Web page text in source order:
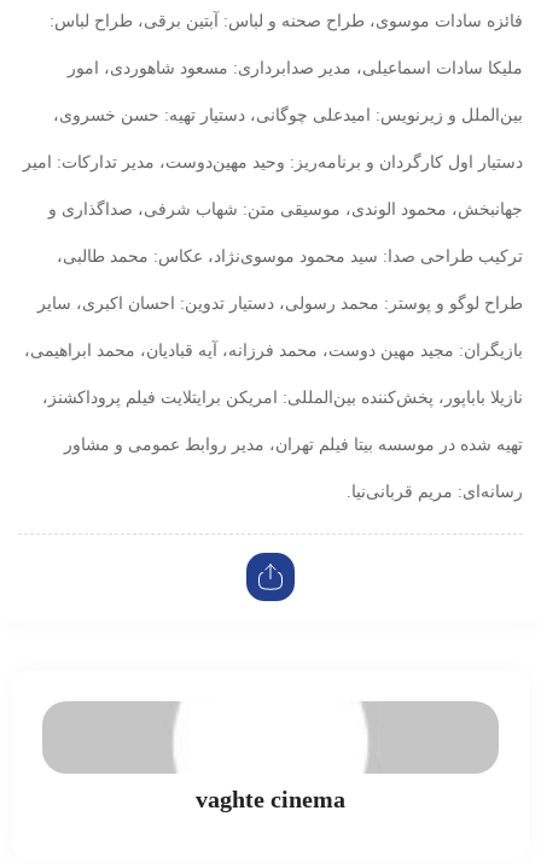
فائزه سادات موسوی، طراح صحنه و لباس: آبتین برقی، طراح لباس:
ملیکا سادات اسماعیلی، مدیر صدابرداری: مسعود شاهوردی، امور
بین‌الملل و زیرنویس: امیدعلی چوگانی، دستیار تهیه: حسن خسروی،
دستیار اول کارگردان و برنامه‌ریز: وحید مهین‌دوست، مدیر تدارکات: امیر
جهانبخش، محمود الوندی، موسیقی متن: شهاب شرفی، صداگذاری و
ترکیب طراحی صدا: سید محمود موسوی‌نژاد، عکاس: محمد طالبی،
طراح لوگو و پوستر: محمد رسولی، دستیار تدوین: احسان اکبری، سایر
بازیگران: مجید مهین دوست، محمد فرزانه، آیه قبادیان، محمد ابراهیمی،
نازیلا باباپور، پخش‌کننده بین‌المللی: امریکن برایتلایت فیلم پروداکشنز،
تهیه شده در موسسه بیتا فیلم تهران، مدیر روابط عمومی و مشاور
رسانه‌ای: مریم قربانی‌نیا.
vaghte cinema